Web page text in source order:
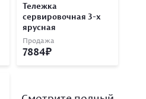
Тележка
сервировочная 3-х
ярусная
Продажа
7884